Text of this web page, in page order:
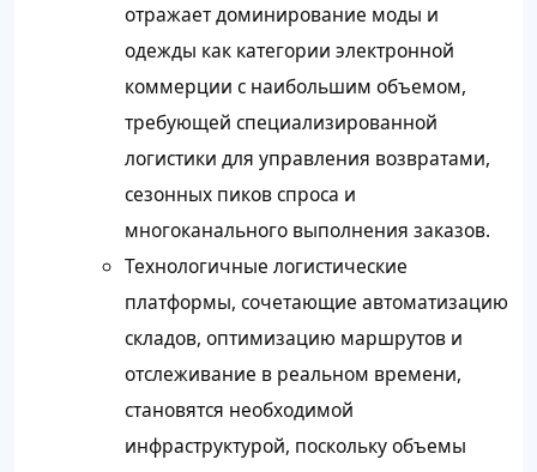
отражает доминирование моды и
одежды как категории электронной
коммерции с наибольшим объемом,
требующей специализированной
логистики для управления возвратами,
сезонных пиков спроса и
многоканального выполнения заказов.
Технологичные логистические
платформы, сочетающие автоматизацию
складов, оптимизацию маршрутов и
отслеживание в реальном времени,
становятся необходимой
инфраструктурой, поскольку объемы